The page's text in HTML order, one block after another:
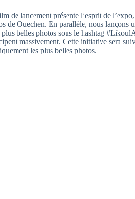
de lancement présente l’esprit de
de Ouechen. En parallèle, nous lançons
plus belles photos sous le hashtag
massivement. Cette initiative sera
les plus belles photos.